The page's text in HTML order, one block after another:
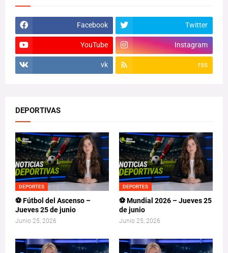
Facebook Twitter
YouTube Instagram
vk rss
DEPORTIVAS
DEPORTES
⚽ Fútbol del Ascenso –
Jueves 25 de junio
Junio 25, 2026
DEPORTES
⚽ Mundial 2026 – Jueves 25
de junio
Junio 25, 2026